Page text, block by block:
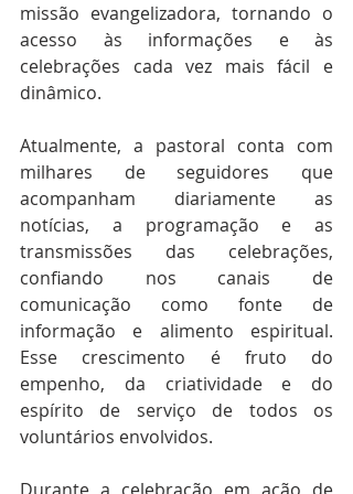
missão evangelizadora, tornando o
acesso às informações e às
celebrações cada vez mais fácil e
dinâmico.
Atualmente, a pastoral conta com
milhares de seguidores que
acompanham diariamente as
notícias, a programação e as
transmissões das celebrações,
confiando nos canais de
comunicação como fonte de
informação e alimento espiritual.
Esse crescimento é fruto do
empenho, da criatividade e do
espírito de serviço de todos os
voluntários envolvidos.